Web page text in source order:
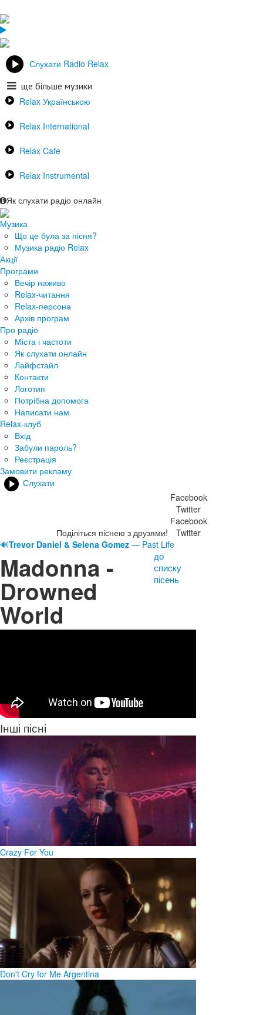
Слухати Radio Relax
ще більше музики
Relax Українською
Relax International
Relax Cafe
Relax Instrumental
Як слухати радіо онлайн
Музика
Що це була за пісня?
Музика радіо Relax
Акції
Програми
Вечір наживо
Relax-читання
Relax-персона
Архів програм
Про радіо
Міста і частоти
Як слухати онлайн
Лайфстайл
Контакти
Логотип
Потрібна допомога
Написати нам
Relax-клуб
Вхід
Забули пароль?
Реєстрація
Замовити рекламу
Слухати
Поділіться піснею з друзями!
Facebook
Twitter
Facebook
Twitter
🔊Trevor Daniel & Selena Gomez — Past Life
Madonna -
Drowned
World
до
списку
пісень
Інші пісні
Crazy For You
Don't Cry for Me Argentina